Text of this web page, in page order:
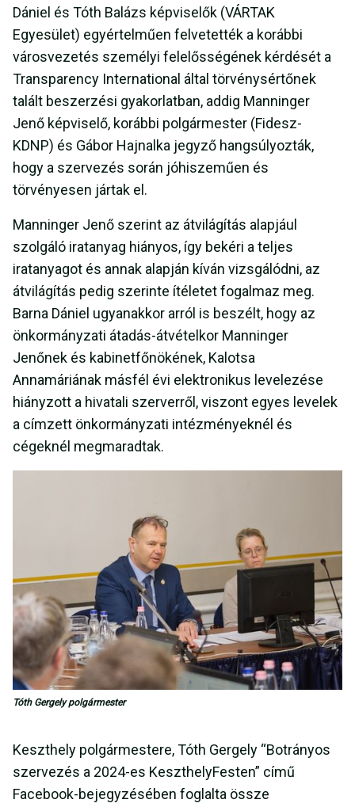
Dániel és Tóth Balázs képviselők (VÁRTAK
Egyesület) egyértelműen felvetették a korábbi
városvezetés személyi felelősségének kérdését a
Transparency International által törvénysértőnek
talált beszerzési gyakorlatban, addig Manninger
Jenő képviselő, korábbi polgármester (Fidesz-
KDNP) és Gábor Hajnalka jegyző hangsúlyozták,
hogy a szervezés során jóhiszeműen és
törvényesen jártak el.
Manninger Jenő szerint az átvilágítás alapjául
szolgáló iratanyag hiányos, így bekéri a teljes
iratanyagot és annak alapján kíván vizsgálódni, az
átvilágítás pedig szerinte ítéletet fogalmaz meg.
Barna Dániel ugyanakkor arról is beszélt, hogy az
önkormányzati átadás-átvételkor Manninger
Jenőnek és kabinetfőnökének, Kalotsa
Annamáriának másfél évi elektronikus levelezése
hiányzott a hivatali szerverről, viszont egyes levelek
a címzett önkormányzati intézményeknél és
cégeknél megmaradtak.
Tóth Gergely polgármester
Keszthely polgármestere, Tóth Gergely “Botrányos
szervezés a 2024-es KeszthelyFesten” című
Facebook-bejegyzésében foglalta össze